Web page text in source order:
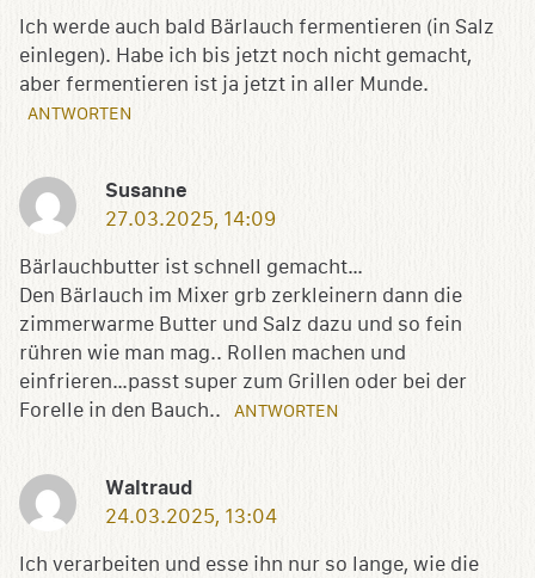
Ich werde auch bald Bärlauch fermentieren (in Salz
einlegen). Habe ich bis jetzt noch nicht gemacht,
aber fermentieren ist ja jetzt in aller Munde.
ANTWORTEN
Susanne
27.03.2025, 14:09
Bärlauchbutter ist schnell gemacht…
Den Bärlauch im Mixer grb zerkleinern dann die
zimmerwarme Butter und Salz dazu und so fein
rühren wie man mag.. Rollen machen und
einfrieren…passt super zum Grillen oder bei der
Forelle in den Bauch..
ANTWORTEN
Waltraud
24.03.2025, 13:04
Ich verarbeiten und esse ihn nur so lange, wie die